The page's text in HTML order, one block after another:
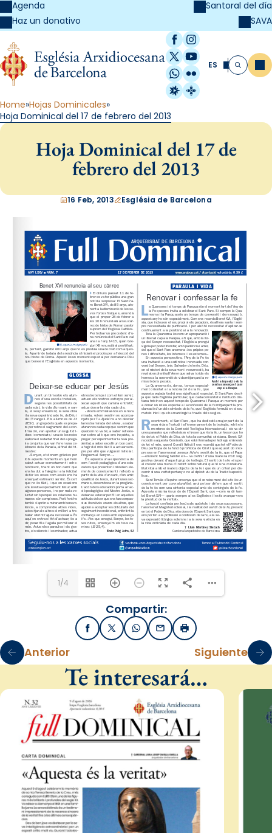
Agenda
Haz un donativo
Santoral del día
SAVA
Facebook
Instagram
X / Twitter
YouTube
WhatsApp
Flickr
Radio Estel
Catalunya
ES Buscar
Home Hojas Dominicales
Hoja Dominical del 17 de febrero del 2013
Hoja Dominical del 17 de
febrero del 2013
16 Feb, 2013 Església de Barcelona
www.arqbcn.cat / Aportació voluntària: 0,30
1/4
Compartir:
FacebookX / TwitterWhatsApp
EmailImprimir
Anterior Siguiente
Te interesará…